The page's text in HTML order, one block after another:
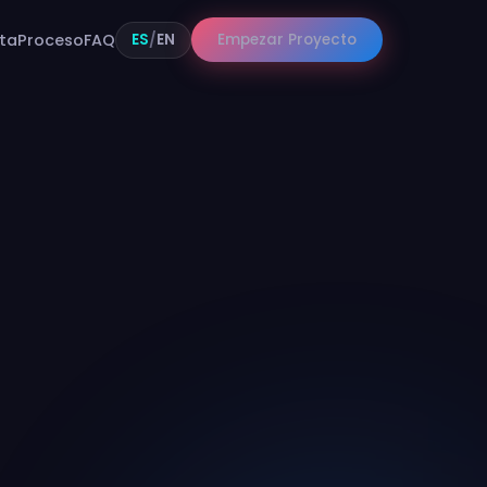
ProcesoFAQ ES/EN Empezar Proyecto